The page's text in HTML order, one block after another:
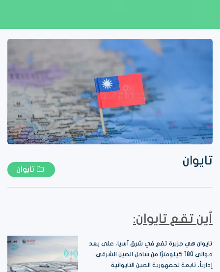
تايوان
تايوان
أين تقع تايوان:
تايوان هي جزيرة تقع في شرق آسيا، على بعد
حوالي 180 كيلومترًا من ساحل الصين الشرقي.
إدارياً، تابعة لجمهورية الصين التايوانية